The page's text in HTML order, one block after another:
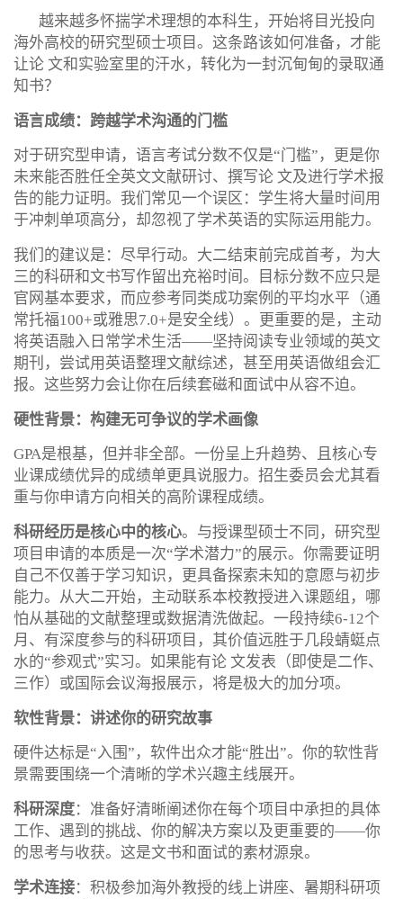
越来越多怀揣学术理想的本科生，开始将目光投向
海外高校的研究型硕士项目。这条路该如何准备，才能
让论 文和实验室里的汗水，转化为一封沉甸甸的录取通
知书？
语言成绩：跨越学术沟通的门槛
对于研究型申请，语言考试分数不仅是“门槛”，更是你
未来能否胜任全英文文献研讨、撰写论 文及进行学术报
告的能力证明。我们常见一个误区：学生将大量时间用
于冲刺单项高分，却忽视了学术英语的实际运用能力。
我们的建议是：尽早行动。大二结束前完成首考，为大
三的科研和文书写作留出充裕时间。目标分数不应只是
官网基本要求，而应参考同类成功案例的平均水平（通
常托福100+或雅思7.0+是安全线）。更重要的是，主动
将英语融入日常学术生活——坚持阅读专业领域的英文
期刊，尝试用英语整理文献综述，甚至用英语做组会汇
报。这些努力会让你在后续套磁和面试中从容不迫。
硬性背景：构建无可争议的学术画像
GPA是根基，但并非全部。一份呈上升趋势、且核心专
业课成绩优异的成绩单更具说服力。招生委员会尤其看
重与你申请方向相关的高阶课程成绩。
科研经历是核心中的核心。与授课型硕士不同，研究型
项目申请的本质是一次“学术潜力”的展示。你需要证明
自己不仅善于学习知识，更具备探索未知的意愿与初步
能力。从大二开始，主动联系本校教授进入课题组，哪
怕从基础的文献整理或数据清洗做起。一段持续6-12个
月、有深度参与的科研项目，其价值远胜于几段蜻蜓点
水的“参观式”实习。如果能有论 文发表（即使是二作、
三作）或国际会议海报展示，将是极大的加分项。
软性背景：讲述你的研究故事
硬件达标是“入围”，软件出众才能“胜出”。你的软性背
景需要围绕一个清晰的学术兴趣主线展开。
科研深度：准备好清晰阐述你在每个项目中承担的具体
工作、遇到的挑战、你的解决方案以及更重要的——你
的思考与收获。这是文书和面试的素材源泉。
学术连接：积极参加海外教授的线上讲座、暑期科研项